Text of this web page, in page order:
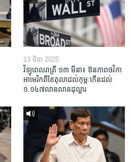
13 មីនា 2025
វិទ្យុពេលរាត្រី ១៣ មីនា៖ ឱនភាព​ថវិកា​
អាមេរិក​ពី​ខែ​តុលា​ដល់​កុម្ភៈ​កើន​ដល់​
១.១៤៧​លានលាន​ដុល្លារ